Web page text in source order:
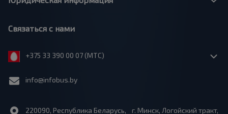
Связаться с нами
+375 33 390 00 07 (МТС)
info@infobus.by
220090, Республика Беларусь, г. Минск, Логойский тракт,